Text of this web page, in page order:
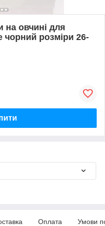
на овчині для
чорний розміри 26-
Оплата Умови